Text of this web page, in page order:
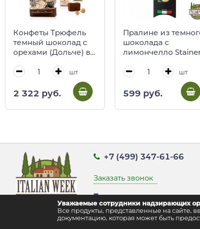
Конфеты Трюфель
темный шоколад с
орехами (Дольче) в
ANTICA TORRONERIA
PIEMONTESE, 200 г
(пл/пак) 0127
шт
2 322 руб.
Пралине из
шоколада с
лимончелло
шт
599 руб.
Уважаемые сотрудники надзирающих
Все продукты, представленные на
документацию, которая может быть
+7 (499) 347-61-66
Заказать звонок
Точка выдачи заказов:
г. Москва, ул. Воздвиженка д.